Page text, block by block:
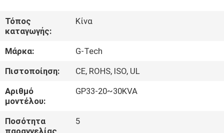
ΕΜΆΣ
ΕΠΙΣΚΕΨΉ
ΕΡΓΟΣΤΑΣΊΟΥ
ΈΛΕΓΧΟΣ
ΠΟΙΌΤΗΤΑΣ
Τόπος
καταγωγής:
Κίνα
Μάρκα:
G-Tech
Πιστοποίηση:
CE, ROHS, ISO, UL
Αριθμό
μοντέλου:
GP33-20~30KVA
Ποσότητα
5